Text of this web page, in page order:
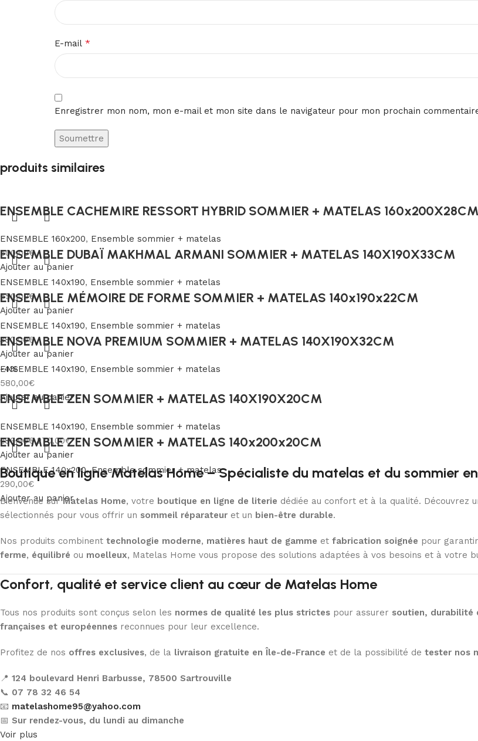
E-mail *
Enregistrer mon nom, mon e-mail et mon site dans le navigateur pour mon prochain
produits similaires
ENSEMBLE CACHEMIRE RESSORT HYBRID SOMMIER + MATELAS 160x200X28CM
ENSEMBLE 160x200, Ensemble sommier + matelas
500,00€
Ajouter au panier
ENSEMBLE DUBAÏ MAKHMAL ARMANI SOMMIER + MATELAS 140X190X33CM
ENSEMBLE 140x190, Ensemble sommier + matelas
650,00€
Ajouter au panier
ENSEMBLE MÉMOIRE DE FORME SOMMIER + MATELAS 140x190x22CM
ENSEMBLE 140x190, Ensemble sommier + matelas
380,00€
Ajouter au panier
ENSEMBLE NOVA PREMIUM SOMMIER + MATELAS 140X190X32CM
ENSEMBLE 140x190, Ensemble sommier + matelas
580,00€
Ajouter au panier
-4%
ENSEMBLE ZEN SOMMIER + MATELAS 140X190X20CM
ENSEMBLE 140x190, Ensemble sommier + matelas
280,00€ 270,00€
Ajouter au panier
ENSEMBLE ZEN SOMMIER + MATELAS 140x200x20CM
ENSEMBLE 140x200,Ensemble sommier + matelas
290,00€
Ajouter au panier
Boutique en ligne Matelas Home – Spécialiste du matelas et du sommier
Bienvenue surMatelas Home, votre boutique en ligne de literie dédiée au confort et à la qualité. Découvrez
sélectionnés pour vous offrir un sommeil réparateur et un bien-être durable.
Nos produits combinent technologie moderne, matières haut de gamme et fabrication soignée pour
ferme, équilibré ou moelleux, Matelas Home vous propose des solutions adaptées à vos besoins et à votre
Confort, qualité et service client au cœur de Matelas Home
Tous nos produits sont conçus selon les normes de qualité les plus strictes pour assurer soutien,
françaises et européennes reconnues pour leur excellence.
Profitez de nos offres exclusives, de la livraison gratuite en Île-de-France et de la possibilité de tester nos
📍 124 boulevard Henri Barbusse, 78500 Sartrouville
📞 07 78 32 46 54
📧 matelashome95@yahoo.com
📅 Sur rendez-vous, du lundi au dimanche
Voir plus